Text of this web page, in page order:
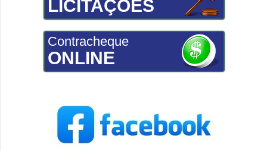
LICITAÇÕES
Contracheque
ONLINE